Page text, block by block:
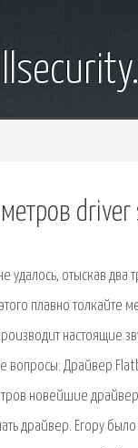
driver
удалось, отыскав
плавно толкайте
настоящие
вопросы: Драйвер
новейшие
драйвер. Егору